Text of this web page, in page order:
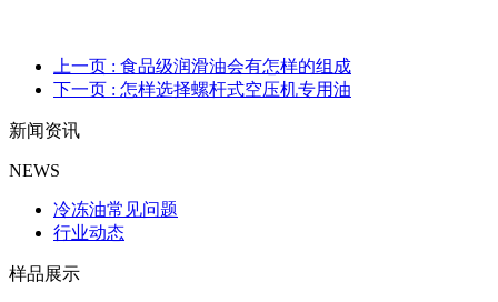
上一页 : 食品级润滑油会有怎样的组成
下一页 : 怎样选择螺杆式空压机专用油
新闻资讯
NEWS
冷冻油常见问题
行业动态
样品展示